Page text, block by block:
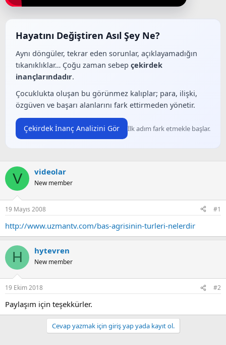
a
n
a
h
i
Hayatını Değiştiren Asıl Şey Ne?
Aynı döngüler, tekrar eden sorunlar, açıklayamadığın
tıkanıklıklar… Çoğu zaman sebep çekirdek
inançlarındadır.
Çocuklukta oluşan bu görünmez kalıplar; para, ilişki,
özgüven ve başarı alanlarını fark ettirmeden yönetir.
Çekirdek İnanç Analizini Gör İlk adım fark etmekle başlar.
V videolar
New member
19 Mayıs 2008 #1
http://www.uzmantv.com/bas-agrisinin-turleri-nelerdir
H hytevren
New member
19 Ekim 2018 #2
Paylaşım için teşekkürler.
Cevap yazmak için giriş yap yada kayıt ol.